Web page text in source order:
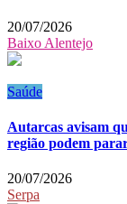
20/07/2026
Baixo Alentejo
Saúde
Autarcas avisam
região podem
20/07/2026
Serpa